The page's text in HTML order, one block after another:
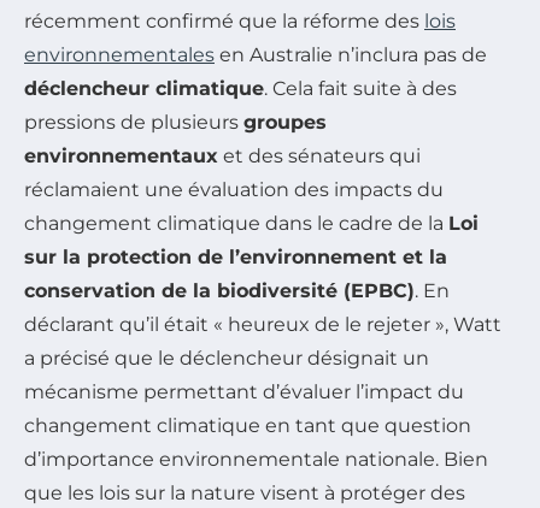
récemment confirmé que la réforme des lois
environnementales en Australie n’inclura pas de
déclencheur climatique. Cela fait suite à des
pressions de plusieurs groupes
environnementaux et des sénateurs qui
réclamaient une évaluation des impacts du
changement climatique dans le cadre de la Loi
sur la protection de l’environnement et la
conservation de la biodiversité (EPBC). En
déclarant qu’il était « heureux de le rejeter », Watt
a précisé que le déclencheur désignait un
mécanisme permettant d’évaluer l’impact du
changement climatique en tant que question
d’importance environnementale nationale. Bien
que les lois sur la nature visent à protéger des